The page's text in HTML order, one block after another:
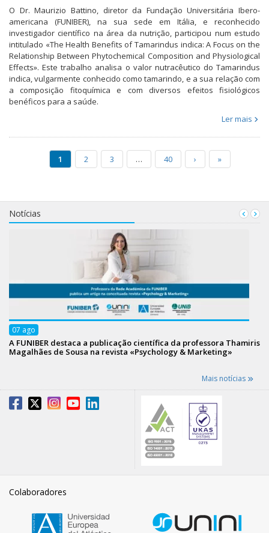
O Dr. Maurizio Battino, diretor da Fundação Universitária Ibero-
americana (FUNIBER), na sua sede em Itália, e reconhecido
investigador científico na área da nutrição, participou num estudo
intitulado «The Health Benefits of Tamarindus indica: A Focus on the
Relationship Between Phytochemical Composition and Physiological
Effects». Este trabalho analisa o valor nutracêutico do Tamarindus
indica, vulgarmente conhecido como tamarindo, e a sua relação com
a composição fitoquímica e com diversos efeitos fisiológicos
benéficos para a saúde.
Ler mais
1 2 3 … 40 › »
Notícias
07 ago
A FUNIBER destaca a publicação científica da professora Thamiris
Magalhães de Sousa na revista «Psychology & Marketing»
Mais notícias
Colaboradores